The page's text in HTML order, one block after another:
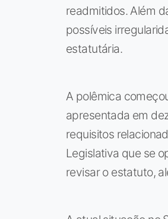
readmitidos. Além
possíveis
estatutária.
A polêmica
apresentada em
requisitos
Legislativa que se
revisar o estatuto,